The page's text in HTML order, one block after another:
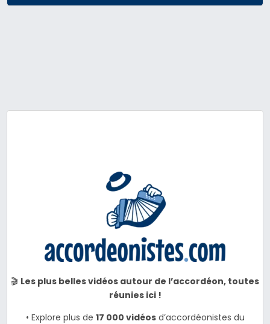
🎬 Les plus belles vidéos autour de l’accordéon, toutes
réunies ici !
• Explore plus de 17 000 vidéosd’accordéonistes du